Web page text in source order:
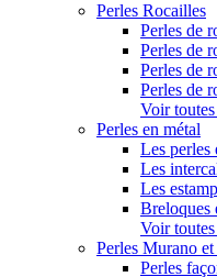
Perles Rocailles
Perles de
Perles de
Perles de
Perles de
Voir
Perles en métal
Les perles
Les
Les
Breloques
Voir
Perles Murano
Perles